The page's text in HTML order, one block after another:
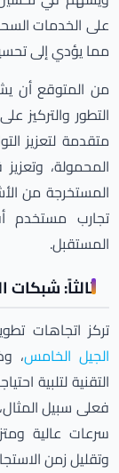
على الخدمات
مما يؤدي إلى
من المتوقع أن
التطور والتركيز
متقدمة لتعزيز
المحمولة،
المستخرجة من
تجارب مستخدم
المستقبل.
ثالثاً:
تركز اتجاهات
الجيل الخامس،
التقنية لتلبية
فعلى سبيل
سرعات عالية
وتقليل زمن